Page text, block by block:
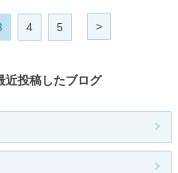
4 5 >
近投稿したブログ